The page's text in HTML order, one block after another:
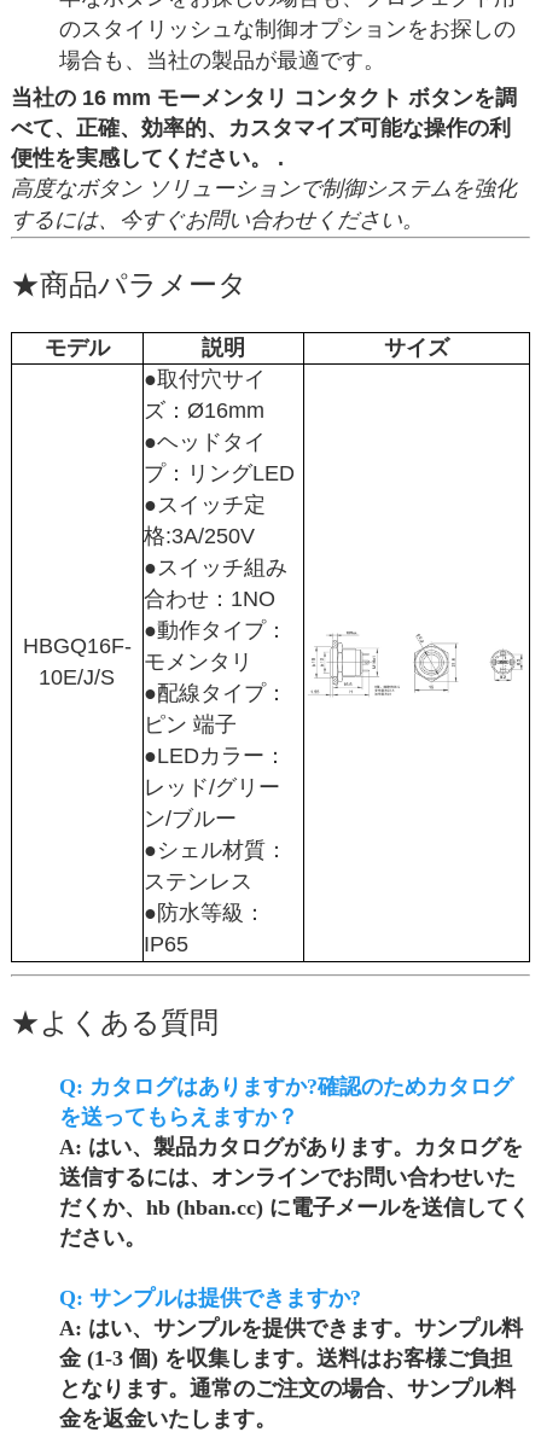
のスタイリッシュな制御オプションをお探しの
場合も、当社の製品が最適です。
当社の 16 mm モーメンタリ コンタクト ボタンを調
べて、正確、効率的、カスタマイズ可能な操作の利
便性を実感してください。 .
高度なボタン ソリューションで制御システムを強化
するには、今すぐお問い合わせください。
★商品パラメータ
モデル 説明 サイズ
HBGQ16F-
10E/J/S
●取付穴サイ
ズ：Ø16mm
●ヘッドタイ
プ：リングLED
●スイッチ定
格:3A/250V
●スイッチ組み
合わせ：1NO
●動作タイプ：
モメンタリ
●配線タイプ：
ピン 端子
●LEDカラー：
レッド/グリー
ン/ブルー
●シェル材質：
ステンレス
●防水等級：
IP65
★よくある質問
Q: カタログはありますか?確認のためカタログ
を送ってもらえますか？
A: はい、製品カタログがあります。カタログを
送信するには、オンラインでお問い合わせいた
だくか、hb (hban.cc) に電子メールを送信してく
ださい。
Q: サンプルは提供できますか?
A: はい、サンプルを提供できます。サンプル料
金 (1-3 個) を収集します。送料はお客様ご負担
となります。通常のご注文の場合、サンプル料
金を返金いたします。